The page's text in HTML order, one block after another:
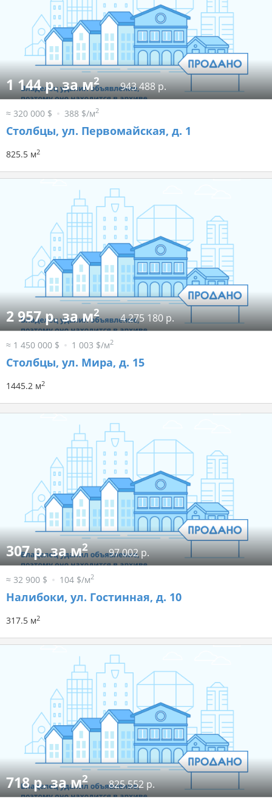
1 144 р. за м2 943 488 р.
≈ 320 000 $ 388 $/м2
Столбцы, ул. Первомайская, д. 1
825.5 м2
2 957 р. за м2 4 275 180 р.
≈ 1 450 000 $ 1 003 $/м2
Столбцы, ул. Мира, д. 15
1445.2 м2
307 р. за м2 97 002 р.
≈ 32 900 $ 104 $/м2
Налибоки, ул. Гостинная, д. 10
317.5 м2
718 р. за м2 825 552 р.